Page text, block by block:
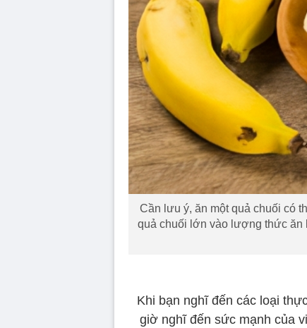
Cần lưu ý, ăn một quả chuối có
quả chuối lớn vào lượng thức ăn
Khi bạn nghĩ đến các loại
giờ nghĩ đến sức mạnh của